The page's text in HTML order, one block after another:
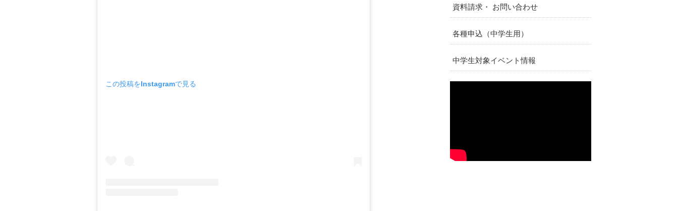
この投稿をInstagramで見る
資料請求・ お問い合わせ
各種申込（中学生用）
中学生対象イベント情報